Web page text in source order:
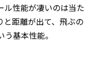
ル性能が凄いのは当た
と距離が出て、飛ぶの
基本性能。